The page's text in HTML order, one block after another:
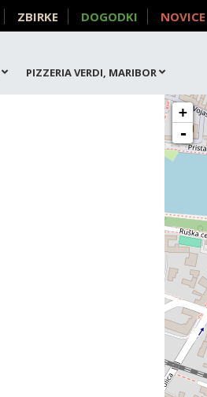
ZBIRKE DOGODKI NOVICE
PIZZERIA VERDI, MARIBOR
+
-